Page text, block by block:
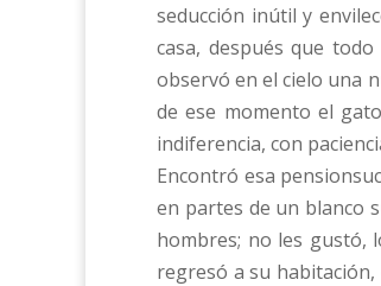
seducción inútil y
casa, después que
observó en el cielo una
de ese momento el
indiferencia, con
Encontró esa
en partes de un blanco
hombres; no les gustó,
regresó a su